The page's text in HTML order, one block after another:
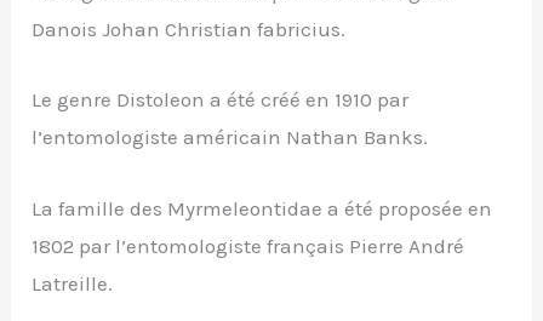
Danois Johan Christian fabricius.
Le genre Distoleon a été créé en 1910 par
l’entomologiste américain Nathan Banks.
La famille des Myrmeleontidae a été proposée en
1802 par l’entomologiste français Pierre André
Latreille.